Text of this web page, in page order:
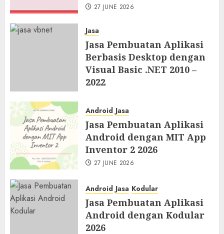
27 JUNE 2026
Jasa
Jasa Pembuatan Aplikasi
Berbasis Desktop dengan
Visual Basic .NET 2010 –
2022
Android Jasa
Jasa Pembuatan Aplikasi
Android dengan MIT App
Inventor 2 2026
27 JUNE 2026
Android Jasa Kodular
Jasa Pembuatan Aplikasi
Android dengan Kodular
2026